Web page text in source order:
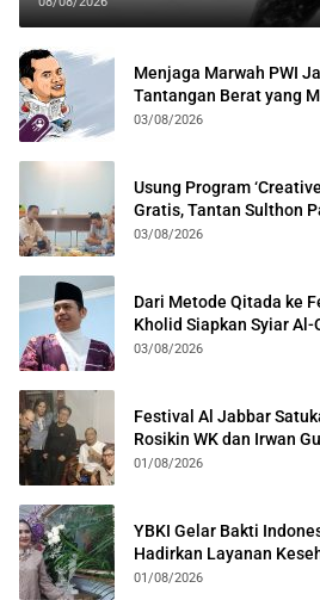
Menjaga Marwah PWI
Tantangan Berat yang
Lintas Generasi
03/08/2026
Usung Program
Gratis, Tantan Sulthon
Kota Bogor
03/08/2026
Dari Metode Qitada ke
Kholid Siapkan Syiar Al-
03/08/2026
Festival Al Jabbar
Rosikin WK dan Irwan
Kolosal
01/08/2026
YBKI Gelar Bakti
Hadirkan Layanan
Kebangsaan
01/08/2026